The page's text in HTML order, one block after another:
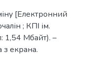
[Електронний
; КПІ ім.
1,54 Мбайт). –
з екрана.